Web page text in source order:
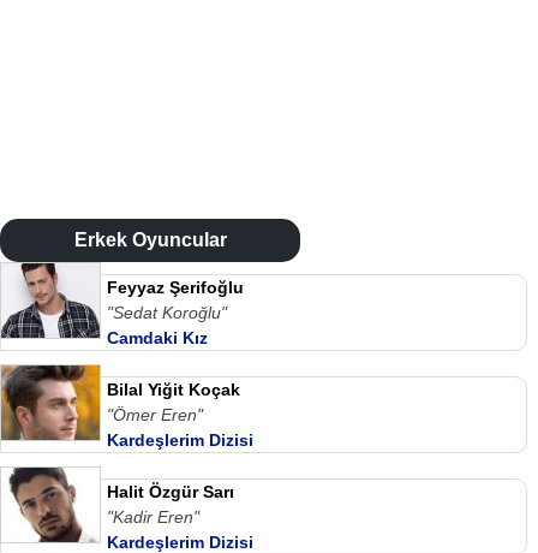
Erkek Oyuncular
Feyyaz Şerifoğlu
"Sedat Koroğlu"
Camdaki Kız
Bilal Yiğit Koçak
"Ömer Eren"
Kardeşlerim Dizisi
Halit Özgür Sarı
"Kadir Eren"
Kardeşlerim Dizisi